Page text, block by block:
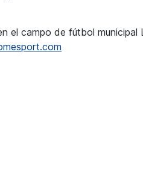
el campo de fútbol